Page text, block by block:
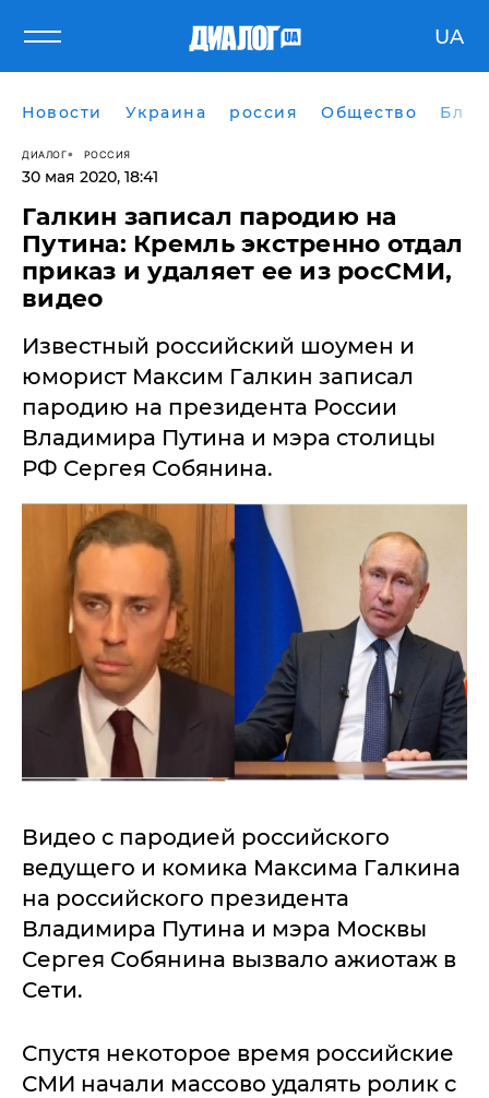
UA
Новости Украина россия Общество
ДИАЛОГ РОССИЯ
30 мая 2020, 18:41
​Галкин записал пародию на
Путина: Кремль экстренно отдал
приказ и удаляет ее из росСМИ,
видео
Известный российский шоумен и
юморист Максим Галкин записал
пародию на президента России
Владимира Путина и мэра столицы
РФ Сергея Собянина.
Видео с пародией российского
ведущего и комика Максима Галкина
на российского президента
Владимира Путина и мэра Москвы
Сергея Собянина вызвало ажиотаж в
Сети.
Спустя некоторое время российские
СМИ начали массово удалять ролик с